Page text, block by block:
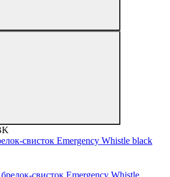
свисток Emergency Whistle black